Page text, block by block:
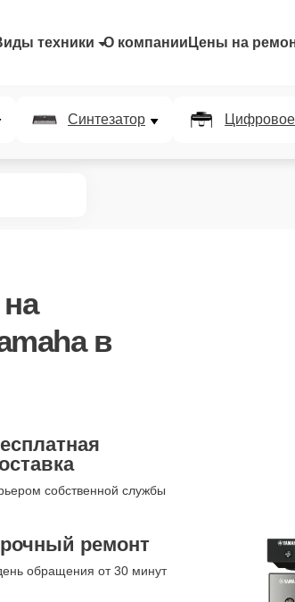
техники О компании Цены на
Синтезатор
на
в
собственной службы
ремонт
обращения от 30 минут